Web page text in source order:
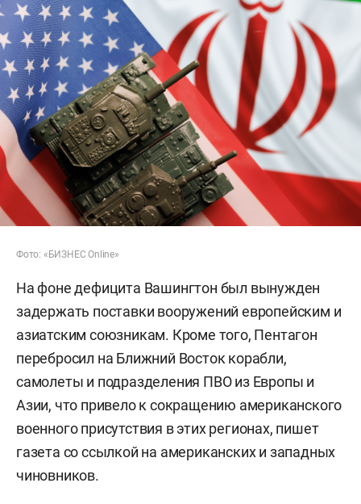
Фото: «БИЗНЕС Online»
На фоне дефицита Вашингтон был вынужден
задержать поставки вооружений европейским и
азиатским союзникам. Кроме того, Пентагон
перебросил на Ближний Восток корабли,
самолеты и подразделения ПВО из Европы и
Азии, что привело к сокращению американского
военного присутствия в этих регионах, пишет
газета со ссылкой на американских и западных
чиновников.